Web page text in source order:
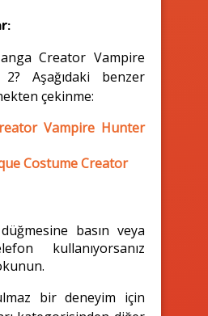
Creator Vampire
Aşağıdaki benzer
çekinme:
Vampire Hunter
Costume Creator
basın veya
kullanıyorsanız
bir deneyim için